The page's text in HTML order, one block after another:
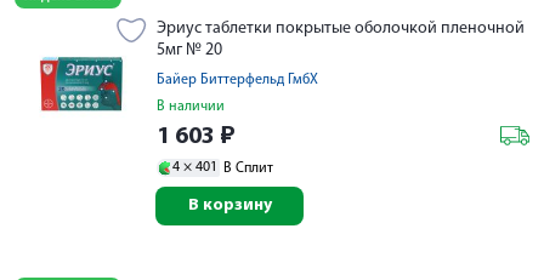
Эриус таблетки покрытые оболочкой пленочной
5мг № 20
Байер Биттерфельд ГмбХ
В наличии
1 603 ₽
4 × 401 В Сплит
В корзину